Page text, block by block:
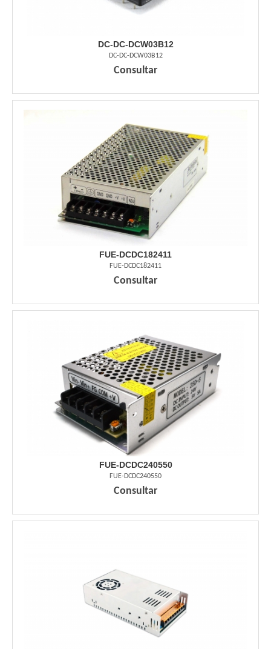
DC-DC-DCW03B12
DC-DC-DCW03B12
Consultar
FUE-DCDC182411
FUE-DCDC182411
Consultar
FUE-DCDC240550
FUE-DCDC240550
Consultar